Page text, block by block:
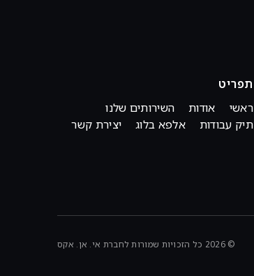
תפריט
ראשי
אודות
השירותים שלנו
תיק עבודות
אלפא בלוג יצירת קשר
© 2026 כל הזכויות שמורות לחברת אי. אן. אקס